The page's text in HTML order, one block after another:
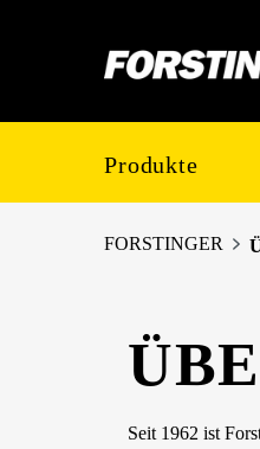
Produkte
FORSTINGER
Seit 1962 ist